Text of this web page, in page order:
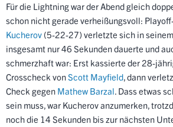
Für die Lightning war der Abend gleich
schon nicht gerade verheißungsvoll:
Kucherov (5-22-27) verletzte sich in
insgesamt nur 46 Sekunden dauerte und
schmerzhaft war: Erst kassierte der 28-
Crosscheck vonScott Mayfield, dann
Check gegen Mathew Barzal. Dass etwas
sein muss, war Kucherov anzumerken,
noch die 14 Sekunden bis zur nächsten